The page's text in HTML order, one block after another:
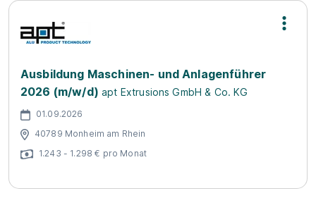
Ausbildung Maschinen- und Anlagenführer
2026 (m/w/d) apt Extrusions GmbH & Co. KG
01.09.2026
40789 Monheim am Rhein
1.243 - 1.298 € pro Monat